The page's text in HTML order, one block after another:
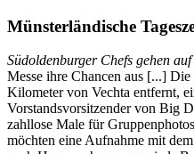
Münsterländische
Südoldenburger Chefs gehen
Messe ihre Chancen aus [...]
Kilometer von Vechta entfernt,
Vorstandsvorsitzender von Big
zahllose Male für
möchten eine Aufnahme mit